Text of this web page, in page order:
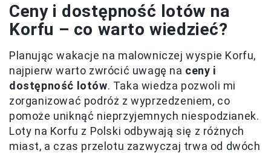
Ceny i dostępność lotów na
Korfu – co warto wiedzieć?
Planując wakacje na malowniczej wyspie Korfu,
najpierw warto zwrócić uwagę na ceny i
dostępność lotów. Taka wiedza pozwoli mi
zorganizować podróż z wyprzedzeniem, co
pomoże uniknąć nieprzyjemnych niespodzianek.
Loty na Korfu z Polski odbywają się z różnych
miast, a czas przelotu zazwyczaj trwa od dwóch